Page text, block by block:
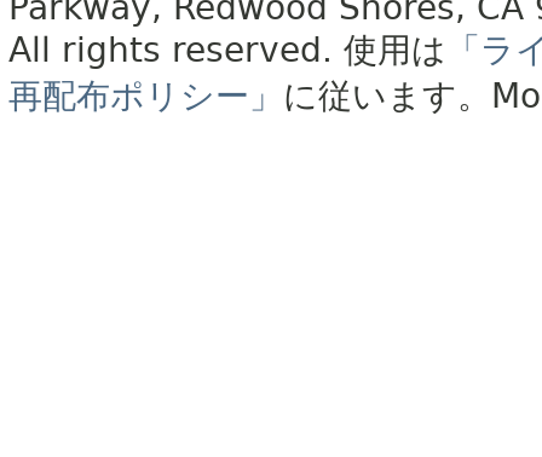
All rights reserved. 使用は 「ラ
再配布ポリシー」 に従います。